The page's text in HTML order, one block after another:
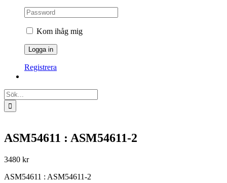
Kom ihåg mig
Registrera
Sök
efter:
ASM54611 : ASM54611-2
3480 kr
ASM54611 : ASM54611-2